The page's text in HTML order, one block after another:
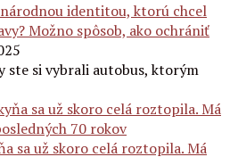
identitou, ktorú chcel
Možno spôsob, ako ochrániť
ste si vybrali autobus, ktorým
sa už skoro celá roztopila. Má